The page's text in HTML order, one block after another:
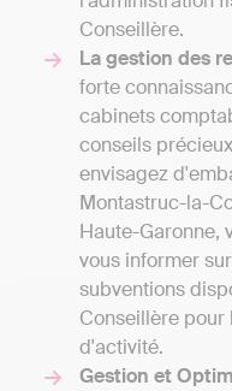
Conseillère.
La gestion des
forte
cabinets
conseils
envisagez
Montastruc-la-
Haute-Garonne,
vous informer
subventions
Conseillère
d'activité.
Gestion et